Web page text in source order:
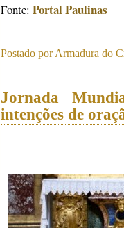
Fonte: Portal Paulinas
Postado porArmadura do
Jornada
intenções de